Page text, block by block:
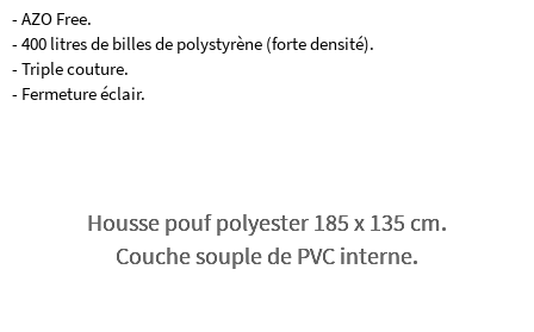
- AZO Free.
- 400 litres de billes de polystyrène (forte densité).
- Triple couture.
- Fermeture éclair.
Housse pouf polyester 185 x 135 cm.
Couche souple de PVC interne.